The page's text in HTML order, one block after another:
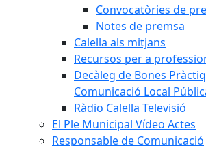
Convocatòries de
Notes de premsa
Calella als mitjans
Recursos per a
Decàleg de Bones
Comunicació Local
Ràdio Calella Televisió
El Ple Municipal Vídeo Actes
Responsable de Comunicació